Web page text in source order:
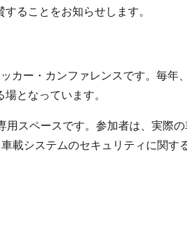
ることをお知らせします。
カー・カンファレンスです。毎年
となっています。
スペースです。参加者は、実際
載システムのセキュリティに関す